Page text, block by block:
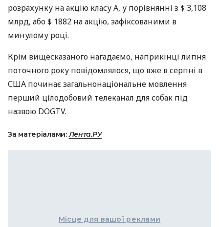
розрахунку на акцію класу А, у порівнянні з $ 3,108
млрд, або $ 1882 на акцію, зафіксованими в
минулому році.
Крім вищесказаного нагадаємо, наприкінці липня
поточного року повідомлялося, що вже в серпні в
США починає загальнонаціональне мовлення
перший цілодобовий телеканал для собак під
назвою DOGTV.
За матеріалами:Лента.РУ
Місце для вашої реклами